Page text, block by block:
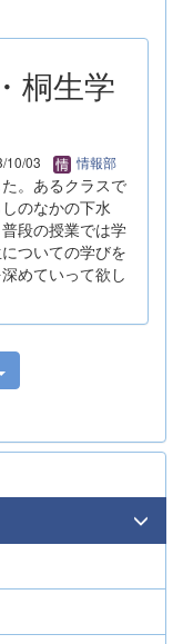
桐生学
10/03 情報部
。あるクラスで
のなかの下水
段の授業では学
ついての学びを
めていって欲し